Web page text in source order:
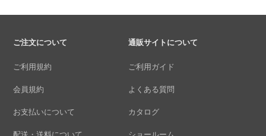
ご注文について
ご利用規約
会員規約
お支払いについて
通販サイトについて
ご利用ガイド
よくある質問
カタログ